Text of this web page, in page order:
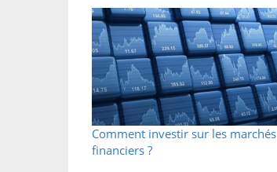
Comment investir sur les marchés
financiers ?